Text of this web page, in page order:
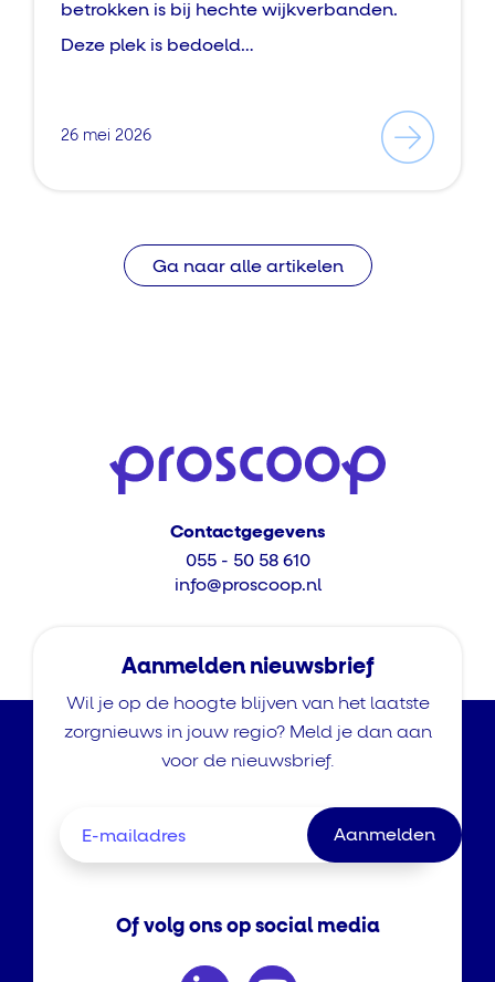
betrokken is bij hechte wijkverbanden.
Deze plek is bedoeld…
26 mei 2026
Ga naar alle artikelen
Contactgegevens
055 - 50 58 610
info@proscoop.nl
Aanmelden nieuwsbrief
Wil je op de hoogte blijven van het laatste
zorgnieuws in jouw regio? Meld je dan aan
voor de nieuwsbrief.
Of volg ons op social media